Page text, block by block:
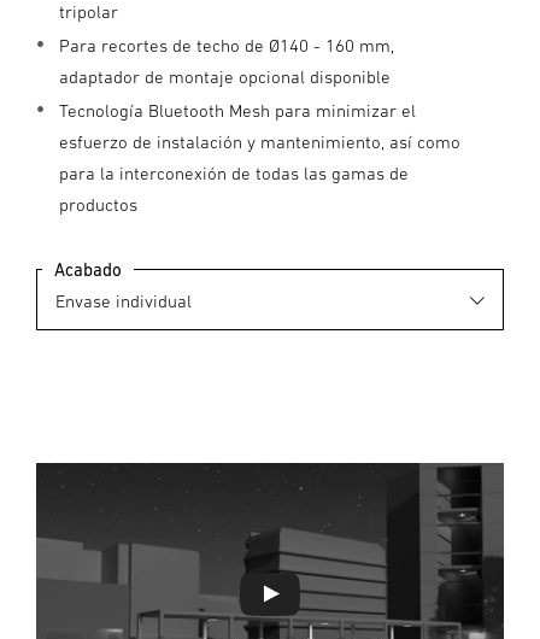
tripolar
Para recortes de techo de Ø140 - 160 mm,
adaptador de montaje opcional disponible
Tecnología Bluetooth Mesh para minimizar el
esfuerzo de instalación y mantenimiento, así como
para la interconexión de todas las gamas de
productos
Acabado